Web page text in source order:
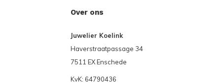
Over ons
Juwelier Koelink
Haverstraatpassage 34
7511 EX Enschede
KvK: 64790436